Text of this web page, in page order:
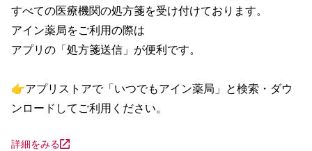
すべての医療機関の処方箋を受け付けております。
アイン薬局をご利用の際は
アプリの「処方箋送信」が便利です。
👉アプリストアで「いつでもアイン薬局」と検索・ダウ
ンロードしてご利用ください。
詳細をみる